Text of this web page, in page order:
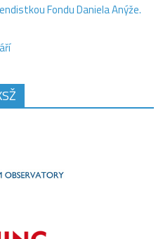
Fondu Daniela Anýže.